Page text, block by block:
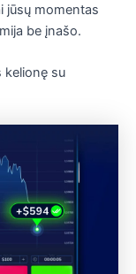
jūsų momentas
be įnašo.
kelionę su